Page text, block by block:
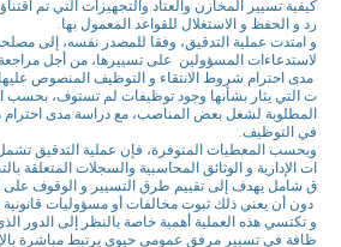
كيفية تسيير المخازن والعتاد والتجهيزات التي تم
رد و الحفظ و الاستغلال للقواعد المعمول بها.
و امتدت عملية التدقيق، وفقا للمصدر نفسه، إلى
لاستدعاءات المسؤولين على تسييرها، من أجل
مدى احترام شروط الانتقاء و التوظيف المنصوص
ت التي يثار بشأنها وجود توظيفات لم تستوف، بحسب
المطلوبة لشغل بعض المناصب، مع دراسة مدى احترام
في التوظيف.
وبحسب المعطيات المتوفرة، فإن عملية التدقيق
ات الإدارية و الوثائق المحاسبية والسجلات
ق شامل يهدف إلى تقييم طرق التسيير و الوقوف على
دون أن يعني ذلك ثبوت مخالفات أو مسؤوليات
و تكتسي هذه العملية أهمية خاصة بالنظر إلى الدور
ظافة في تسيير مرفق عمومي حيوي يرتبط مباشرة